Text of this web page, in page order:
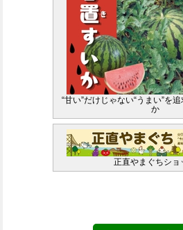
“甘い”だけじゃない“うまい”を
か
正直やまぐちショ